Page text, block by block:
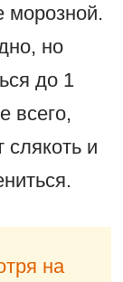
морозной.
но
до 1
всего,
слякоть и
на